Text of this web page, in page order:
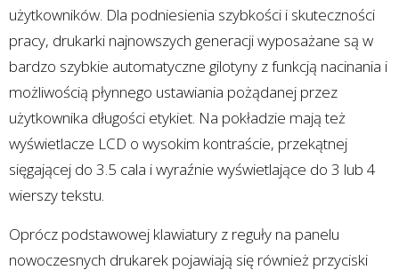
użytkowników. Dla podniesienia szybkości i skuteczności
pracy, drukarki najnowszych generacji wyposażane są w
bardzo szybkie automatyczne gilotyny z funkcją nacinania i
możliwością płynnego ustawiania pożądanej przez
użytkownika długości etykiet. Na pokładzie mają też
wyświetlacze LCD o wysokim kontraście, przekątnej
sięgającej do 3.5 cala i wyraźnie wyświetlające do 3 lub 4
wierszy tekstu.
Oprócz podstawowej klawiatury z reguły na panelu
nowoczesnych drukarek pojawiają się również przyciski